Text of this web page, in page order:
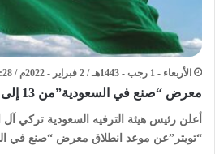
الأربعاء - 1 رجب - 1443هـ / 2 فبراير - 2022م / 8:28 مساءً
معرض “صنع في السعودية”من 13 إلى 16 فبراير
أعلن رئيس هيئة الترفيه السعودية تركي
“تويتر”عن موعد انطلاق معرض “صنع في